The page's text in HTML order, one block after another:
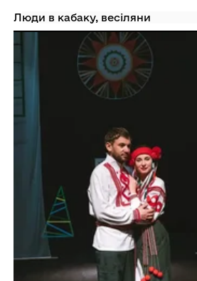
Люди в кабаку, весіляни